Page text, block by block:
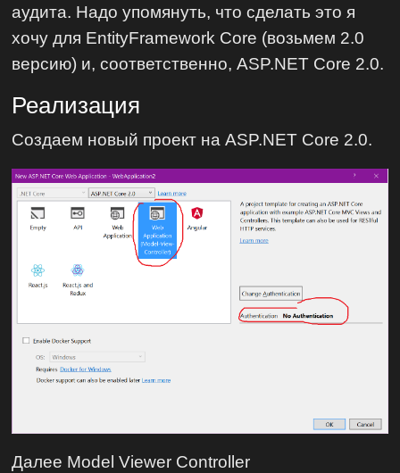
аудита. Надо упомянуть, что сделать это я
хочу для EntityFramework Core (возьмем 2.0
версию) и, соответственно, ASP.NET Core 2.0.
Реализация
Создаем новый проект на ASP.NET Core 2.0.
Далее Model Viewer Controller